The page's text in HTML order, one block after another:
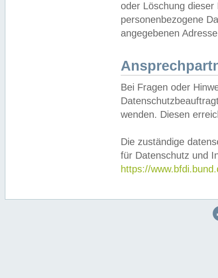
oder Löschung
personenbezogene
angegebenen
Bei Fragen oder
wenden. Diesen
Die zuständige
für Datenschutz und
https://